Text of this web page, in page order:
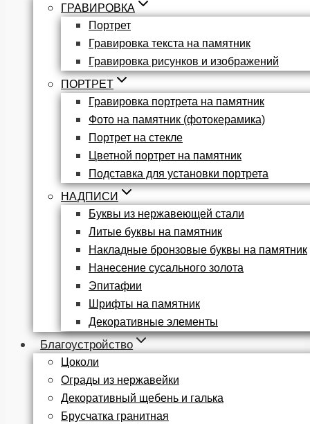
ГРАВИРОВКА
Портрет
Гравировка текста на памятник
Гравировка рисунков и изображений
ПОРТРЕТ
Гравировка портрета на памятник
Фото на памятник (фотокерамика)
Портрет на стекле
Цветной портрет на памятник
Подставка для установки портрета
НАДПИСИ
Буквы из нержавеющей стали
Литые буквы на памятник
Накладные бронзовые буквы на памятник
Нанесение сусального золота
Эпитафии
Шрифты на памятник
Декоративные элементы
Благоустройство
Цоколи
Ограды из нержавейки
Декоративный щебень и галька
Брусчатка гранитная